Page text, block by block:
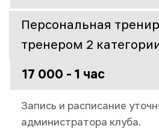
Персональная
тренером 2
17 000 - 1 час
Запись и расписание
администратора клуба.